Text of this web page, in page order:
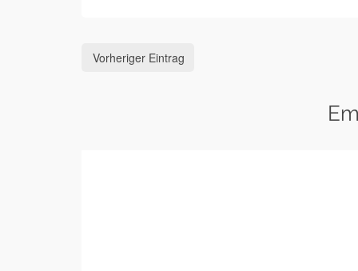
Vorheriger Eintrag